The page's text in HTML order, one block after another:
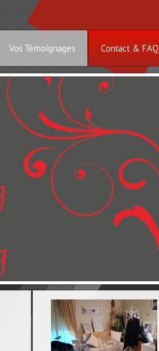
Vos Témoignages Contact & FAQ